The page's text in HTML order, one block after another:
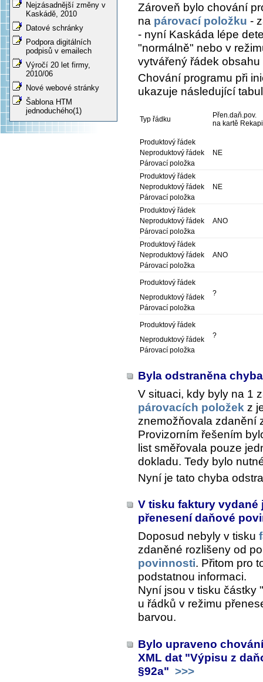
Nejzásadnější změny v
Kaskádě, 2010
Datové schránky
Podpora digitálních
podpisů v emailech
Výročí 20 let firmy,
2010/06
Nové webové stránky
Šablona HTM
jednoduchého(1)
Zároveň bylo chování
na párovací položku -
- nyní Kaskáda lépe
"normálně" nebo v
vytvářený řádek
Chování programu při
ukazuje následující
Typ řádku
Přen.daň.pov.
na kartě
Produktový řádek
NE
Neproduktový řádek
Párovací položka
Produktový řádek
NE
Neproduktový řádek
Párovací položka
Produktový řádek
ANO
Neproduktový řádek
Párovací položka
Produktový řádek
ANO
Neproduktový řádek
Párovací položka
Produktový řádek
?
Neproduktový řádek
Párovací položka
Produktový řádek
?
Neproduktový řádek
Párovací položka
Byla odstraněna
V situaci, kdy byly na 1
párovacích položek z
znemožňovala zdanění
Provizorním řešením
list směřovala pouze
dokladu. Tedy bylo
Nyní je tato chyba
V tisku faktury vydané
přenesení daňové
Doposud nebyly v tisku
zdaněné rozlišeny od
povinnosti. Přitom pro
podstatnou informaci.
Nyní jsou v tisku částky
u řádků v režimu
barvou.
Bylo upraveno
XML dat "Výpisu z
§92a" >>>